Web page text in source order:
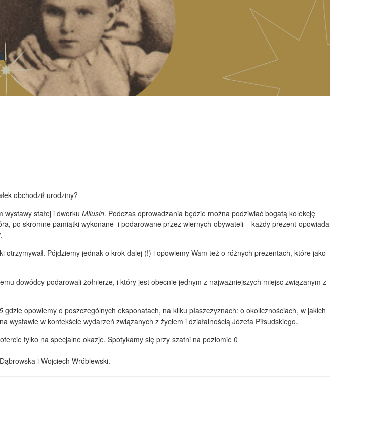
obchodził urodziny?
stałej i dworku Milusin. Podczas oprowadzania będzie można podziwiać bogatą kolekcję
po skromne pamiątki wykonane i podarowane przez wiernych obywateli – każdy prezent opowiada
otrzymywał. Pójdziemy jednak o krok dalej (!) i opowiemy Wam też o różnych prezentach, które jako
dowódcy podarowali żołnierze, i który jest obecnie jednym z najważniejszych miejsc związanym z
gdzie opowiemy o poszczególnych eksponatach, na kilku płaszczyznach: o okolicznościach, w jakich
w kontekście wydarzeń związanych z życiem i działalnością Józefa Piłsudskiego.
tylko na specjalne okazje. Spotykamy się przy szatni na poziomie 0
i Wojciech Wróblewski.